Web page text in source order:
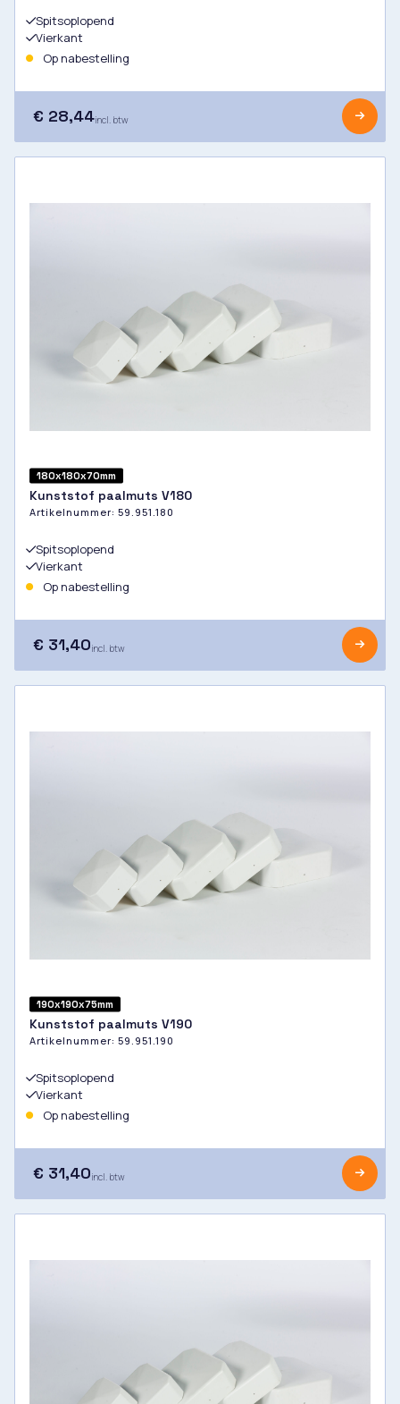
Spitsoplopend
Vierkant
Op nabestelling
€ 28,44incl. btw
180x180x70mm
Kunststof paalmuts V180
Artikelnummer: 59.951.180
Spitsoplopend
Vierkant
Op nabestelling
€ 31,40incl. btw
190x190x75mm
Kunststof paalmuts V190
Artikelnummer: 59.951.190
Spitsoplopend
Vierkant
Op nabestelling
€ 31,40incl. btw